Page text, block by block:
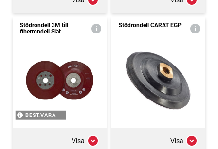
Stödrondell 3M till
fiberrondell Slät
BEST.VARA
Visa
Stödrondell CARAT EGP
Visa